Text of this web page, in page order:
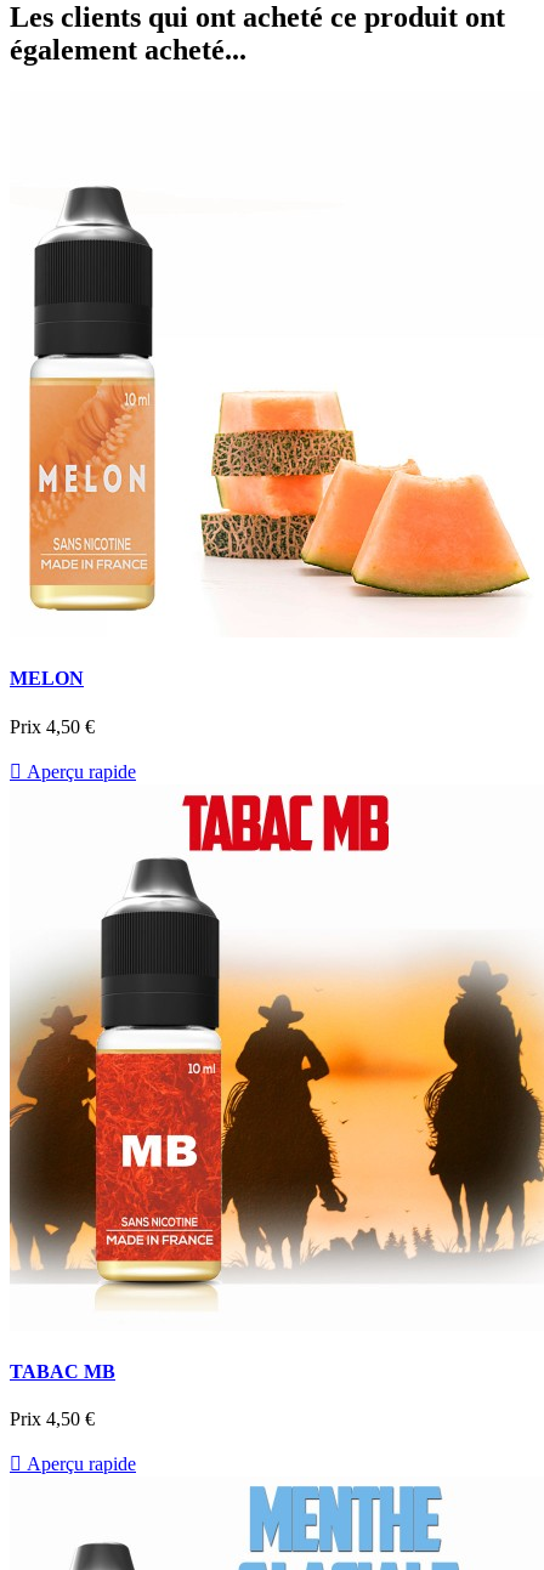
Les clients qui ont acheté ce produit ont
également acheté...
MELON
Prix 4,50 €
 Aperçu rapide
TABAC MB
Prix 4,50 €
 Aperçu rapide